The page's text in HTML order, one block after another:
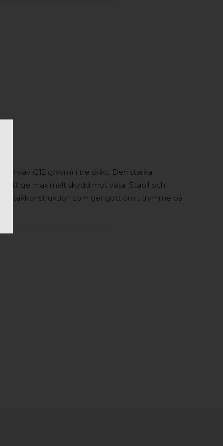
(212 g/kvm) i tre skikt. Den starka
att ge maximalt skydd mot väta. Stabil och
takkonstruktion som ger gott om utrymme på